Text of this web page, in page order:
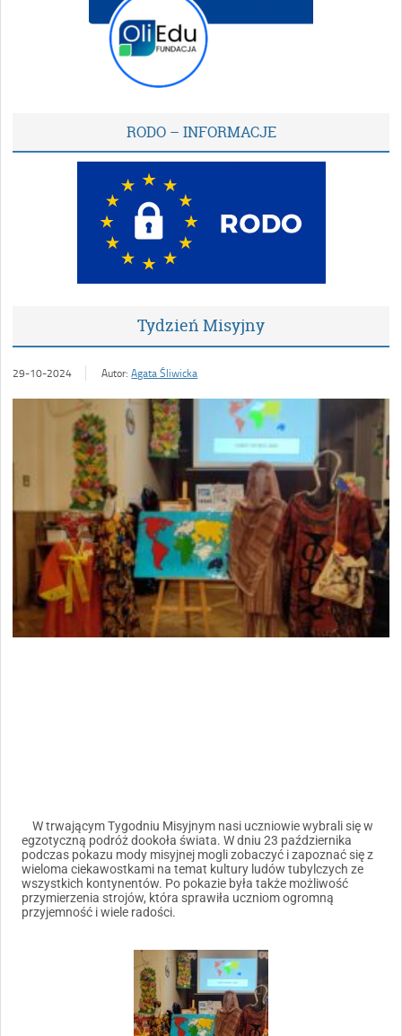
RODO – INFORMACJE
Tydzień Misyjny
29-10-2024 Autor:Agata Śliwicka
W trwającym Tygodniu Misyjnym nasi uczniowie wybrali się w
egzotyczną podróż dookoła świata. W dniu 23 października
podczas pokazu mody misyjnej mogli zobaczyć i zapoznać się z
wieloma ciekawostkami na temat kultury ludów tubylczych ze
wszystkich kontynentów. Po pokazie była także możliwość
przymierzenia strojów, która sprawiła uczniom ogromną
przyjemność i wiele radości.